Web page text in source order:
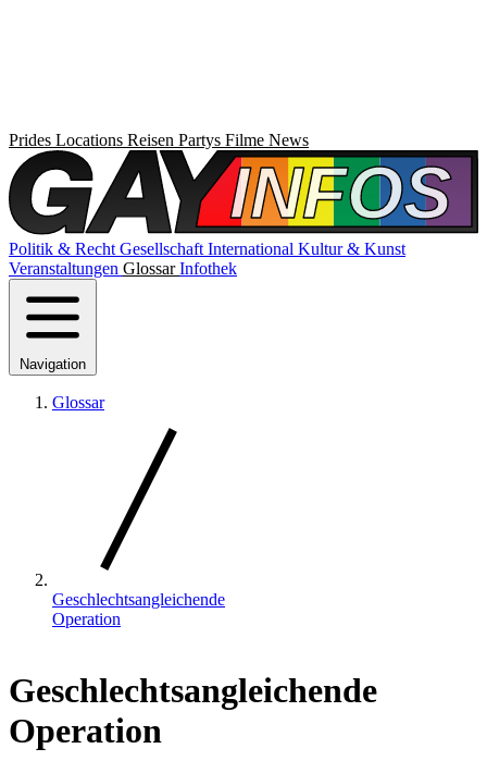
Prides Locations Reisen Partys Filme News
Politik & Recht Gesellschaft International Kultur & Kunst
Veranstaltungen GlossarInfothek
Navigation
Glossar
Geschlechtsangleichende
Operation
Geschlechtsangleichende
Operation